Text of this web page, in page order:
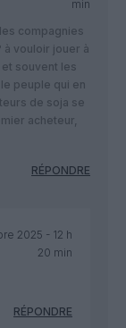
min
compagnies
vouloir jouer à
souvent les
peuple qui en
de soja se
acheteur,
RÉPONDRE
2025 - 12 h
20 min
RÉPONDRE